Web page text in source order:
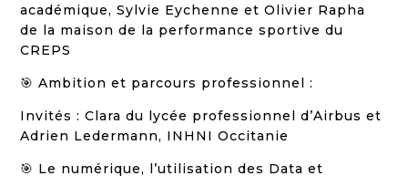
académique, Sylvie Eychenne et Olivier Rapha
de la maison de la performance sportive du
CREPS
🎯 Ambition et parcours professionnel :
Invités : Clara du lycée professionnel d’Airbus et
Adrien Ledermann, INHNI Occitanie
🎯 Le numérique, l’utilisation des Data et